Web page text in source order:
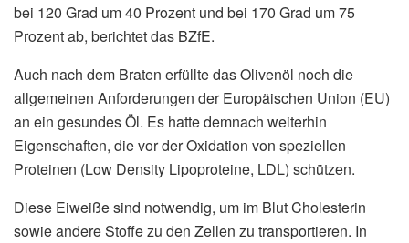
bei 120 Grad um 40 Prozent und bei 170 Grad um 75
Prozent ab, berichtet das BZfE.
Auch nach dem Braten erfüllte das Olivenöl noch die
allgemeinen Anforderungen der Europäischen Union (EU)
an ein gesundes Öl. Es hatte demnach weiterhin
Eigenschaften, die vor der Oxidation von speziellen
Proteinen (Low Density Lipoproteine, LDL) schützen.
Diese Eiweiße sind notwendig, um im Blut Cholesterin
sowie andere Stoffe zu den Zellen zu transportieren. In